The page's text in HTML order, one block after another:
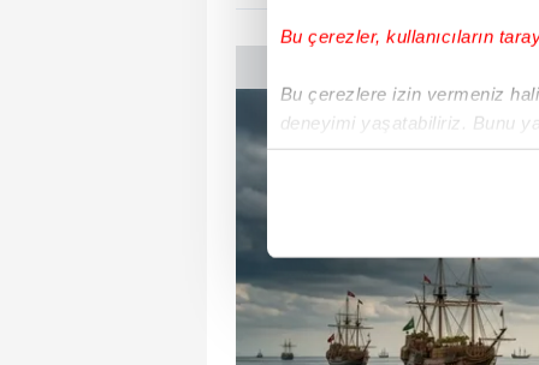
Bu çerezler, kullanıcıların
Bu çerezlere izin vermeniz
deneyimi yaşatabiliriz. Bunu
içerikleri sunabilmek adına
Sizlere daha iyi bir hizmet
çerezler vasıtasıyla çeşitli
amacıyla kullanılmaktadır.